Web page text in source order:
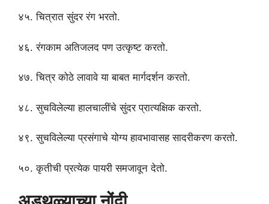
४५. चित्रात सुंदर रंग भरतो.
४६. रंगकाम अतिजलद पण उत्कृष्ट करतो.
४७. चित्र कोठे लावावे या बाबत मार्गदर्शन करतो.
४८. सुचविलेल्या हालचालींचे सुंदर प्रात्यक्षिक करतो.
४९. सुचविलेल्या प्रसंगाचे योग्य हावभावासह सादरीकरण करतो.
५०. कृतीची प्रत्येक पायरी समजावून देतो.